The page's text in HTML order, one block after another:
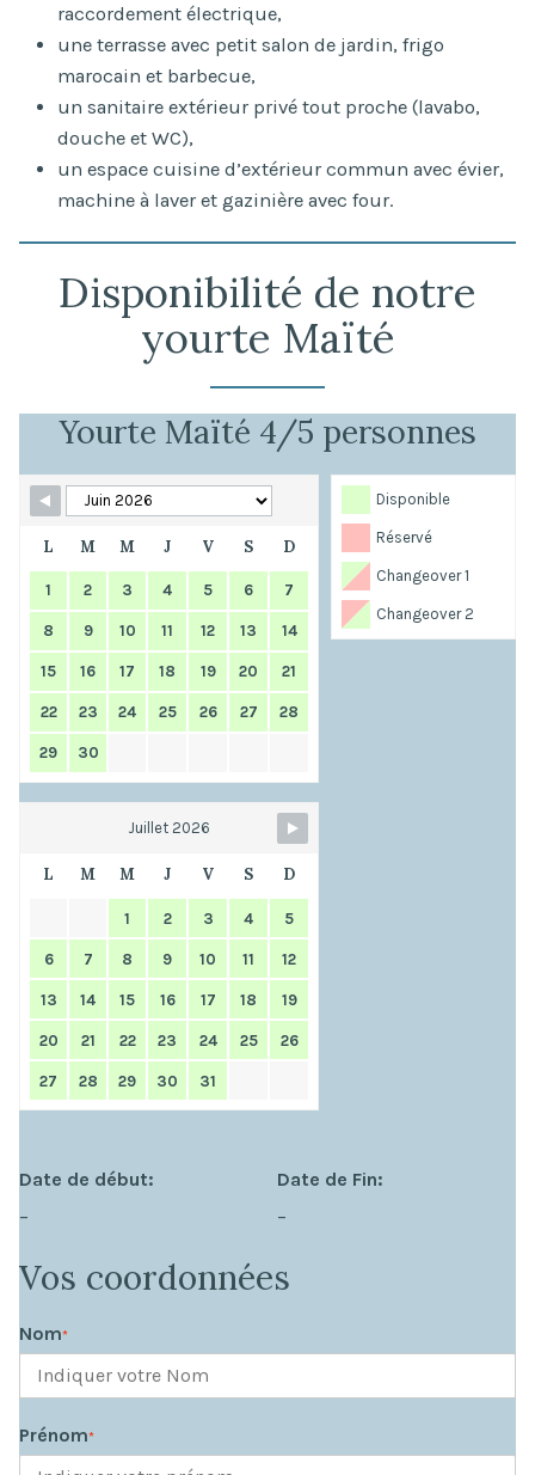
raccordement électrique,
une terrasse avec petit salon de jardin, frigo
marocain et barbecue,
un sanitaire extérieur privé tout proche (lavabo,
douche et WC),
un espace cuisine d’extérieur commun avec évier,
machine à laver et gazinière avec four.
Disponibilité de notre
yourte Maïté
Yourte Maïté 4/5 personnes
Disponible
Réservé
Changeover 1
Changeover 2
L M M J V S D
1 2 3 4 5 6 7
8 9 10 11 12 13 14
15 16 17 18 19 20 21
22 23 24 25 26 27 28
29 30
Juillet 2026
L M M J V S D
1 2 3 4 5
6 7 8 9 10 11 12
13 14 15 16 17 18 19
20 21 22 23 24 25 26
27 28 29 30 31
Date de début:
–
Date de Fin:
–
Vos coordonnées
Nom*
Prénom*